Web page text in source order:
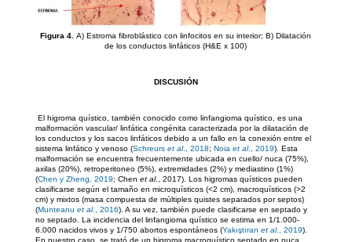
Figura 4.A) Estroma fibroblástico con linfocitos en su interior; B) Dilatación
de los conductos linfáticos (H&E x 100)
DISCUSIÓN
El higroma quístico, también conocido como linfangioma quístico, es una
malformación vascular/ linfática congénita caracterizada por la dilatación de
los conductos y los sacos linfáticos debido a un fallo en la conexión entre el
sistema linfático y venoso (Schreurs et al., 2018; Noia et al., 2019). Esta
malformación se encuentra frecuentemente ubicada en cuello/ nuca (75%),
axilas (20%), retroperitoneo (5%), extremidades (2%) y mediastino (1%)
(Chen y Zheng, 2019; Chen et al., 2017). Los higromas quísticos pueden
clasificarse según el tamaño en microquísticos (<2 cm), macroquísticos (>2
cm) y mixtos (masa compuesta de múltiples quistes separados por septos)
(Munteanu et al., 2016). A su vez, también puede clasificarse en septado y
no septado. La incidencia del linfangioma quístico se estima en 1/1.000-
6.000 nacidos vivos y 1/750 abortos espontáneos (Yakıştıran et al., 2019).
En nuestro caso, se trató de un higroma macroquístico septado en nuca,